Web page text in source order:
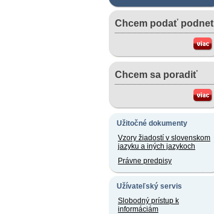
Chcem podať podnet
Chcem sa poradiť
Užitočné dokumenty
Vzory žiadostí v slovenskom
jazyku a iných jazykoch
Právne predpisy
Užívateľský servis
Slobodný prístup k
informáciám